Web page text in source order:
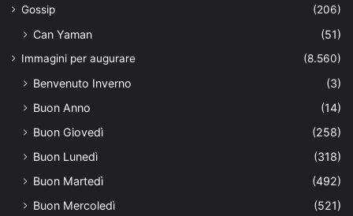
Gossip
(206)
Can Yaman (51)
Immagini per augurare (8.560)
Benvenuto Inverno
(3)
Buon Anno
(14)
Buon Giovedì
(258)
Buon Lunedì
(318)
Buon Martedì
(492)
Buon Mercoledì
(521)